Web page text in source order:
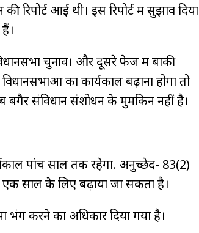
आई थी। इस रिपोर्ट में सुझाव दिया
चुनाव। और दूसरे फेज में बाकी
का कार्यकाल बढ़ाना होगा तो
संविधान संशोधन के मुमकिन नहीं है।
पांच साल तक रहेगा. अनुच्छेद- 83(2)
एक साल के लिए बढ़ाया जा सकता है।
भंग करने का अधिकार दिया गया है।